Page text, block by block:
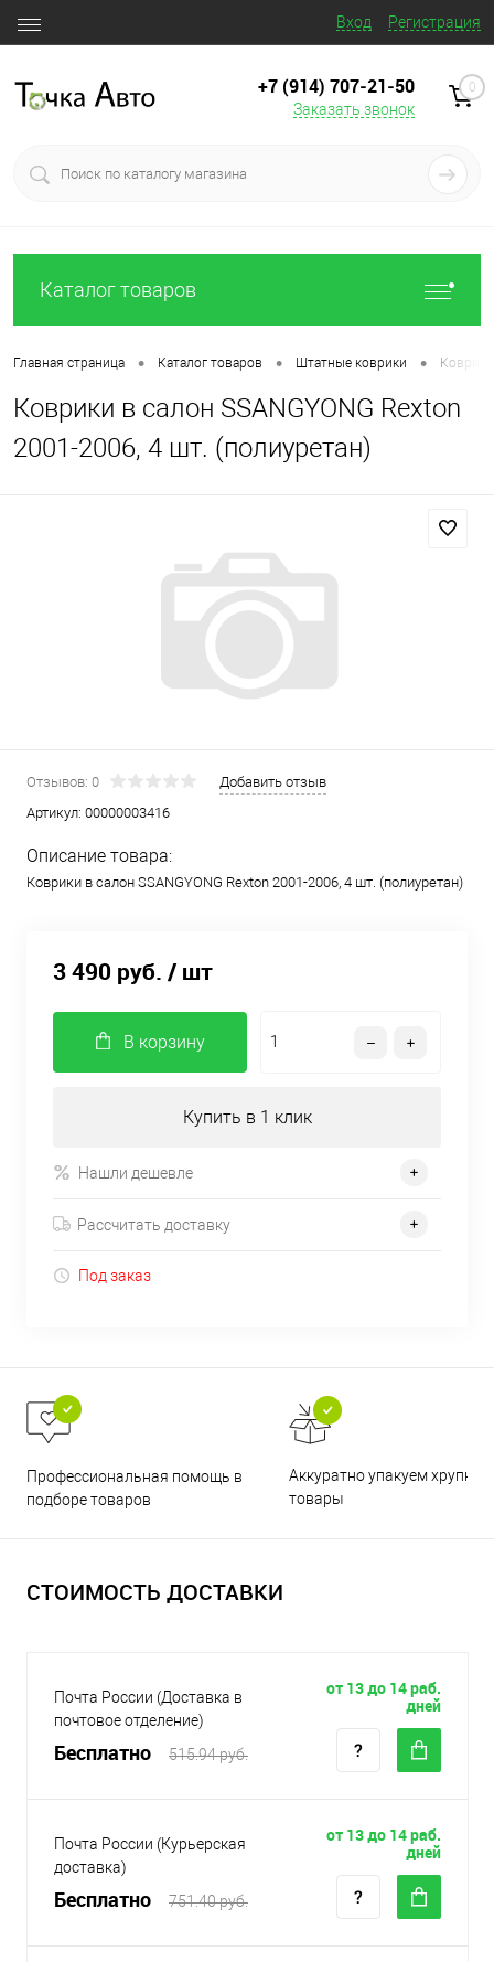
Вход Регистрация
+7 (914) 707‒21‒50
Заказать звонок
0
Каталог товаров
Главная страница • Каталог товаров • Штатные коврики •
Коврики в салон SSANGYONG Rexton
2001-2006, 4 шт. (полиуретан)
Отзывов: 0
Добавить отзыв
Артикул: 00000003416
Описание товара:
Коврики в салон SSANGYONG Rexton 2001-2006, 4 шт. (полиуретан)
3 490 руб. / шт
В корзину
Купить в 1 клик
Нашли дешевле
Рассчитать доставку
Под заказ
Профессиональная помощь в
подборе товаров
Аккуратно упакуем хрупкие
товары
СТОИМОСТЬ ДОСТАВКИ
Почта России (Доставка в
почтовое отделение)
Бесплатно 515.94 руб.
от 13 до 14 раб.
дней
Почта России (Курьерская
доставка)
Бесплатно 751.40 руб.
от 13 до 14 раб.
дней